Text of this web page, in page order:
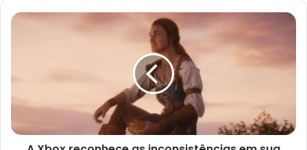
A
inconsistências
sua
multiplataforma